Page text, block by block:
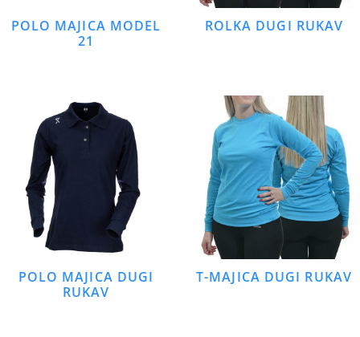
POLO MAJICA MODEL
21
ROLKA DUGI RUKAV
POLO MAJICA DUGI
RUKAV
T-MAJICA DUGI RUKAV